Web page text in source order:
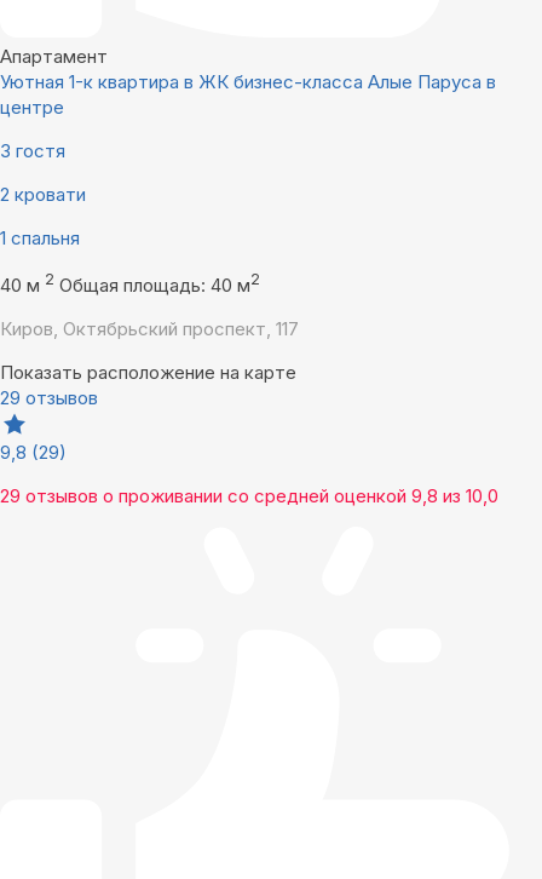
Апартамент
Уютная 1-к квартира в ЖК бизнес-класса Алые Паруса в
центре
3 гостя
2 кровати
1 спальня
40 м 2 Общая площадь: 40 м2
Киров, Октябрьский проспект, 117
Показать расположение на карте
29 отзывов
9,8 (29)
29 отзывов о проживании со средней оценкой 9,8 из 10,0